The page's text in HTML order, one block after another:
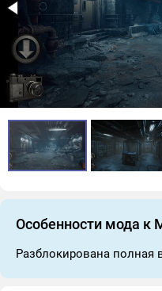
Особенности мода к
Разблокирована полная